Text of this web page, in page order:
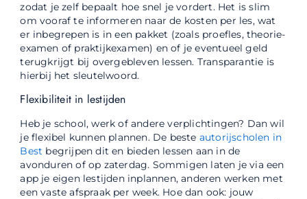
zodat je zelf bepaalt hoe snel je vordert. Het is slim
om vooraf te informeren naar de kosten per les, wat
er inbegrepen is in een pakket (zoals proefles, theorie-
examen of praktijkexamen) en of je eventueel geld
terugkrijgt bij overgebleven lessen. Transparantie is
hierbij het sleutelwoord.
Flexibiliteit in lestijden
Heb je school, werk of andere verplichtingen? Dan wil
je flexibel kunnen plannen. De beste autorijscholen in
Best begrijpen dit en bieden lessen aan in de
avonduren of op zaterdag. Sommigen laten je via een
app je eigen lestijden inplannen, anderen werken met
een vaste afspraak per week. Hoe dan ook: jouw